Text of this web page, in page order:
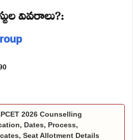
వివరాలు?:
2026 Counselling
Dates, Process,
Seat Allotment Details